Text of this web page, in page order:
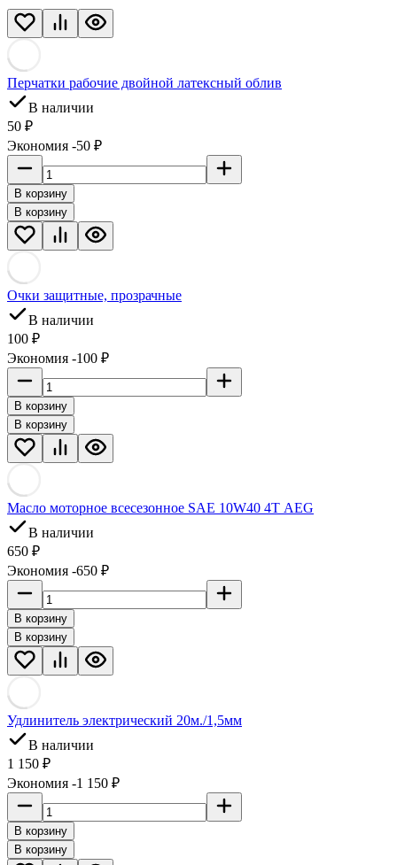
Перчатки рабочие двойной латексный облив
В наличии
50 ₽
Экономия -50 ₽
В корзину
В корзину
Очки защитные, прозрачные
В наличии
100 ₽
Экономия -100 ₽
В корзину
В корзину
Масло моторное всесезонное SAE 10W40 4Т AEG
В наличии
650 ₽
Экономия -650 ₽
В корзину
В корзину
Удлинитель электрический 20м./1,5мм
В наличии
1 150 ₽
Экономия -1 150 ₽
В корзину
В корзину